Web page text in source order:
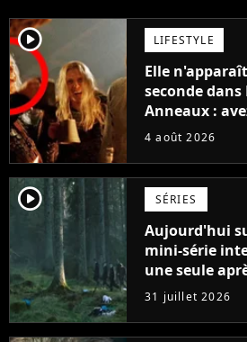
player2 LIFESTYLE
Elle
seconde dans
Anneaux :
cette légende
4 août 2026
player2 SÉRIES
Aujourd'hui
mini-série
une seule
31 juillet 2026